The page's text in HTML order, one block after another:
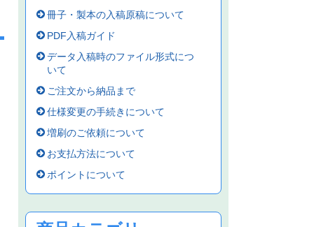
冊子・製本の入稿原稿について
PDF入稿ガイド
データ入稿時のファイル形式につ
いて
ご注文から納品まで
仕様変更の手続きについて
増刷のご依頼について
お支払方法について
ポイントについて